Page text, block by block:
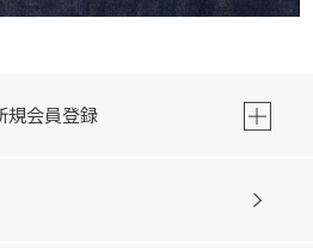
規会員登録